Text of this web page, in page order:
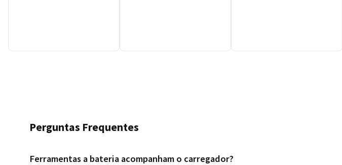
Perguntas Frequentes
Ferramentas a bateria acompanham o carregador?